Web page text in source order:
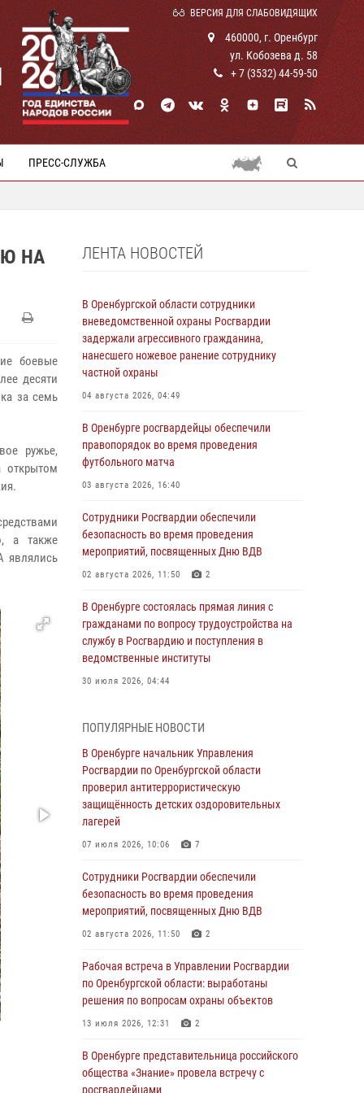
ВЕРСИЯ ДЛЯ СЛАБОВИДЯЩИХ
460000, г. Оренбург
ул. Кобозева д. 58
+ 7 (3532) 44-59-50
ПРЕСС-СЛУЖБА
НА
боевые
десяти
за семь
ружье,
открытом
а также
являлись
ЛЕНТА НОВОСТЕЙ
В Оренбургской области сотрудники
вневедомственной охраны Росгвардии
задержали агрессивного гражданина,
нанесшего ножевое ранение сотруднику
частной охраны
04 августа 2026, 04:49
В Оренбурге росгвардейцы обеспечили
правопорядок во время проведения
футбольного матча
03 августа 2026, 16:40
Сотрудники Росгвардии обеспечили
безопасность во время проведения
мероприятий, посвященных Дню ВДВ
02 августа 2026, 11:50 2
В Оренбурге состоялась прямая линия с
гражданами по вопросу трудоустройства на
службу в Росгвардию и поступления в
ведомственные институты
30 июля 2026, 04:44
Дню Крещения Руси
28 июля 2026, 09:41 1
Росгвардейцы обеспечили правопорядок на
праздновании Дня ВМФ в Оренбурге
27 июля 2026, 14:36
спасен мужчина в тяжелой жизненной
ситуации (ВИДЕО)
26 июля 2026, 14:45 1
проверили готовность детских
образовательных учреждений к новому
учебному году
24 июля 2026, 12:25 1
При силовой поддержке ОМОН «Кобра»
Росгвардии в Оренбурге проведён рейд по
строительным объектам
ПОПУЛЯРНЫЕ НОВОСТИ
В Оренбурге начальник Управления
Росгвардии по Оренбургской области
проверил антитеррористическую
защищённость детских оздоровительных
лагерей
07 июля 2026, 10:06 7
Сотрудники Росгвардии обеспечили
безопасность во время проведения
мероприятий, посвященных Дню ВДВ
02 августа 2026, 11:50 2
Рабочая встреча в Управлении Росгвардии
по Оренбургской области: выработаны
решения по вопросам охраны объектов
13 июля 2026, 12:31 2
В Оренбурге представительница российского
общества «Знание» провела встречу с
росгвардейцами